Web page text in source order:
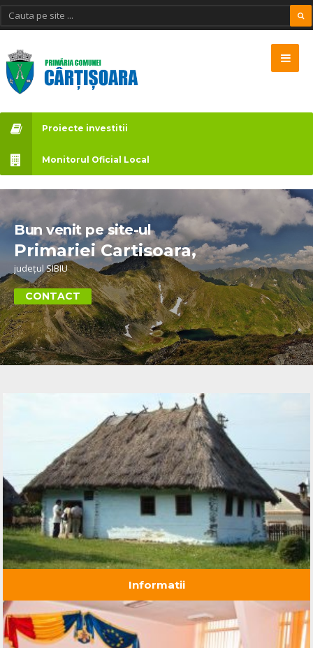
Proiecte investitii
Monitorul Oficial Local
Bun venit pe site-ul
Primariei Cartisoara,
județul SIBIU
CONTACT
Informatii